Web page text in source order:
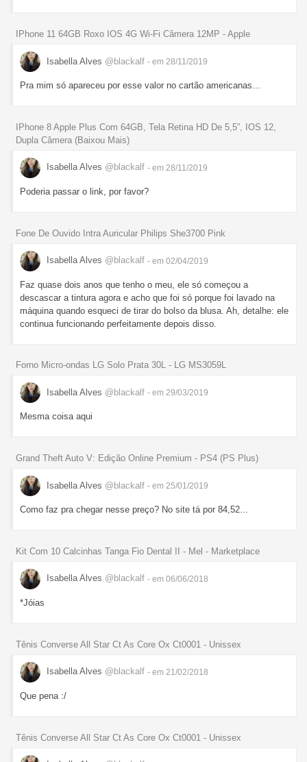
IPhone 11 64GB Roxo IOS 4G Wi-Fi Câmera 12MP - Apple
Isabella Alves @blackalf - em 28/11/2019
Pra mim só apareceu por esse valor no cartão americanas...
IPhone 8 Apple Plus Com 64GB, Tela Retina HD De 5,5”, IOS 12,
Dupla Câmera (Baixou Mais)
Isabella Alves @blackalf - em 28/11/2019
Poderia passar o link, por favor?
Fone De Ouvido Intra Auricular Philips She3700 Pink
Isabella Alves @blackalf - em 02/04/2019
Faz quase dois anos que tenho o meu, ele só começou a
descascar a tintura agora e acho que foi só porque foi lavado na
máquina quando esqueci de tirar do bolso da blusa. Ah, detalhe: ele
continua funcionando perfeitamente depois disso.
Forno Micro-ondas LG Solo Prata 30L - LG MS3059L
Isabella Alves @blackalf - em 29/03/2019
Mesma coisa aqui
Grand Theft Auto V: Edição Online Premium - PS4 (PS Plus)
Isabella Alves @blackalf - em 25/01/2019
Como faz pra chegar nesse preço? No site tá por 84,52...
Kit Com 10 Calcinhas Tanga Fio Dental II - Mel - Marketplace
Isabella Alves @blackalf - em 06/06/2018
*Jóias
Tênis Converse All Star Ct As Core Ox Ct0001 - Unissex
Isabella Alves @blackalf - em 21/02/2018
Que pena :/
Tênis Converse All Star Ct As Core Ox Ct0001 - Unissex